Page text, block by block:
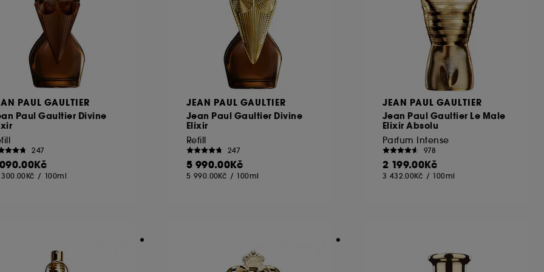
PAUL GAULTIER
Paul Gaultier Divine
247
300.00Kč / 100ml
JEAN PAUL GAULTIER
Jean Paul Gaultier Divine
Elixir
Refill
247
5 990.00Kč
5 990.00Kč / 100ml
JEAN PAUL GAULTIER
Jean Paul Gaultier Le Male
Elixir Absolu
Parfum Intense
978
2 199.00Kč
3 432.00Kč / 100ml